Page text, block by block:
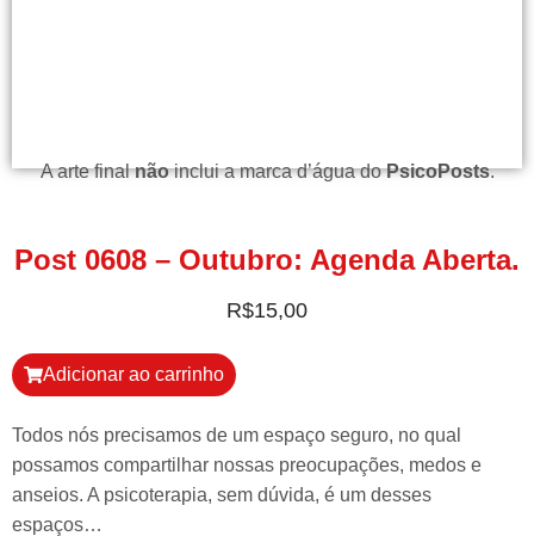
A arte finalnãoinclui a marca d’água doPsicoPosts.
Post 0608 – Outubro: Agenda Aberta.
R$15,00
Adicionar ao carrinho
Todos nós precisamos de um espaço seguro, no qual
possamos compartilhar nossas preocupações, medos e
anseios. A psicoterapia, sem dúvida, é um desses
espaços…